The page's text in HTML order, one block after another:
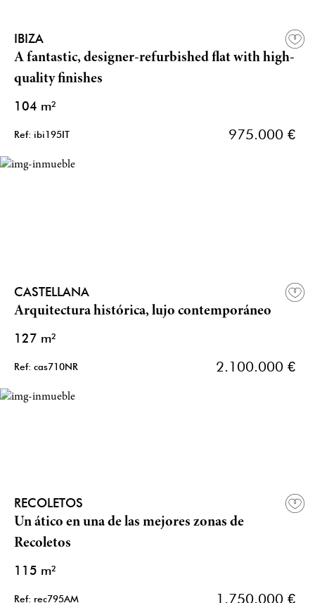
IBIZA
A fantastic, designer-refurbished flat with high-
quality finishes
104 m²
Ref: ibi195IT 975.000 €
CASTELLANA
Arquitectura histórica, lujo contemporáneo
127 m²
Ref: cas710NR 2.100.000 €
RECOLETOS
Un ático en una de las mejores zonas de
Recoletos
115 m²
Ref: rec795AM 1.750.000 €